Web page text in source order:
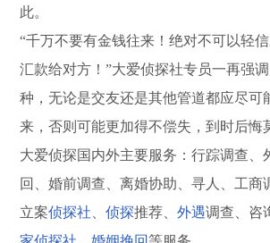
此。
“千万不要有金钱往来！绝对不可以轻
汇款给对方！”大爱侦探社专员一再强
种，无论是交友还是其他管道都应尽可
来，否则可能更加得不偿失，到时后悔
大爱侦探国内外主要服务：行踪调查、
回、婚前调查、离婚协助、寻人、工商
立案侦探社 、侦探推荐、外遇调查、咨